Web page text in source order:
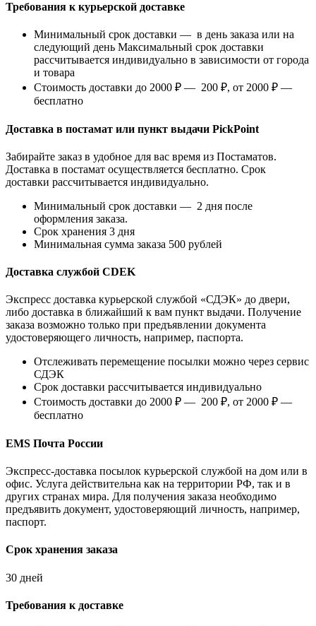
Требования к курьерской доставке
Минимальный срок доставки — в день заказа или на
следующий день Максимальный срок доставки
рассчитывается индивидуально в зависимости от города
и товара
Стоимость доставки до 2000 ₽ — 200 ₽, от 2000 ₽ —
бесплатно
Доставка в постамат или пункт выдачи PickPoint
Забирайте заказ в удобное для вас время из Постаматов.
Доставка в постамат осуществляется бесплатно. Срок
доставки рассчитывается индивидуально.
Минимальный срок доставки — 2 дня после
оформления заказа.
Срок хранения 3 дня
Минимальная сумма заказа 500 рублей
Доставка службой CDEK
Экспресс доставка курьерской службой «СДЭК» до двери,
либо доставка в ближайший к вам пункт выдачи. Получение
заказа возможно только при предъявлении документа
удостоверяющего личность, например, паспорта.
Отслеживать перемещение посылки можно через сервис
СДЭК
Срок доставки рассчитывается индивидуально
Стоимость доставки до 2000 ₽ — 200 ₽, от 2000 ₽ —
бесплатно
EMS Почта России
Экспресс-доставка посылок курьерской службой на дом или в
офис. Услуга действительна как на территории РФ, так и в
других странах мира. Для получения заказа необходимо
предъявить документ, удостоверяющий личность, например,
паспорт.
Срок хранения заказа
30 дней
Требования к доставке